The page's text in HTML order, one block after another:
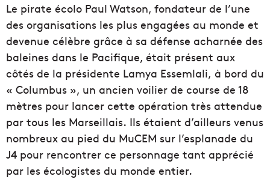
Le pirate écolo Paul Watson, fondateur de l’une
des organisations les plus engagées au monde et
devenue célèbre grâce à sa défense acharnée des
baleines dans le Pacifique, était présent aux
côtés de la présidente Lamya Essemlali, à bord du
« Columbus », un ancien voilier de course de 18
mètres pour lancer cette opération très attendue
par tous les Marseillais. Ils étaient d’ailleurs venus
nombreux au pied du MuCEM sur l’esplanade du
J4 pour rencontrer ce personnage tant apprécié
par les écologistes du monde entier.